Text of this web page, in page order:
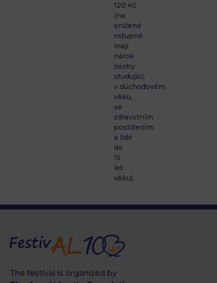
120 Kč
(na
snížené
vstupné
mají
nárok
osoby
studující,
v důchodovém
věku,
se
zdravotním
postižením
a lidé
do
15
let
věku).
The festival is organized by